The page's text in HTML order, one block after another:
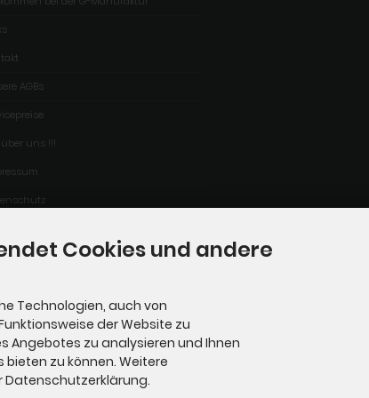
AGBs
über uns !!!
Cookies und andere
Technologien, auch von
der Website zu
Angebotes zu analysieren und Ihnen
zu können. Weitere
Datenschutzerklärung.